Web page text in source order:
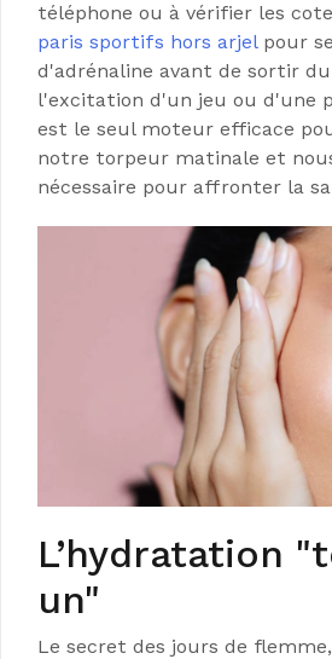
téléphone ou à vérifier les
paris sportifs hors arjelpour
d'adrénaline avant de sortir
l'excitation d'un jeu ou d'une
est le seul moteur efficace
notre torpeur matinale et
nécessaire pour affronter la
L’hydratation
un"
Le secret des jours de flemme,